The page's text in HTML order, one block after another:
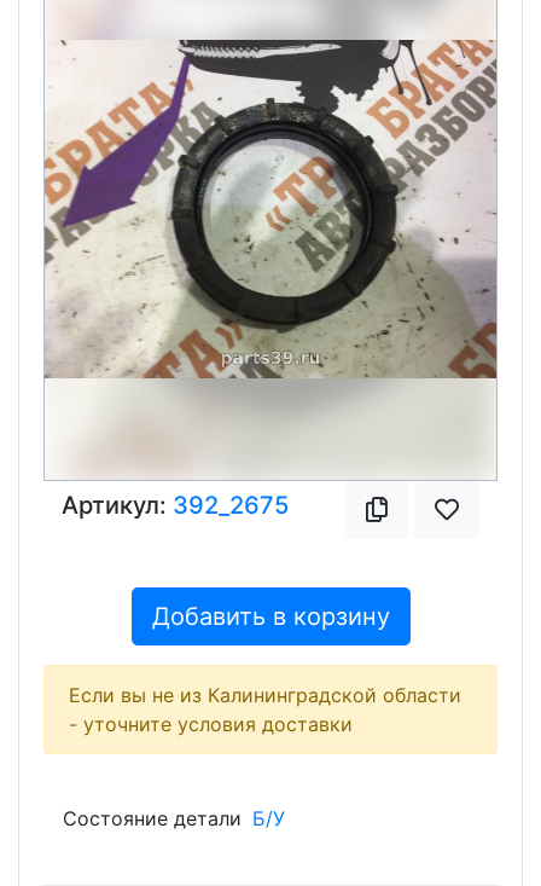
Артикул: 392_2675
Добавить в корзину
Если вы не из Калининградской области
- уточните условия доставки
Состояние детали Б/У